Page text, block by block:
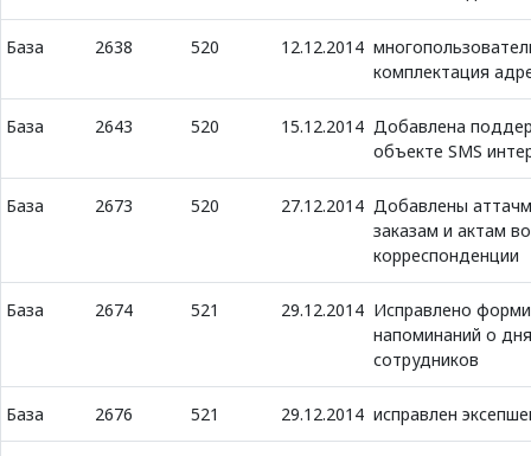
База 2638 520 12.12.2014
комплектация
База 2643 520 15.12.2014 Добавлена
объекте SMS
База 2673 520 27.12.2014 Добавлены
заказам и актам
корреспонденции
База 2674 521 29.12.2014 Исправлено
напоминаний о
сотрудников
База 2676 521 29.12.2014 исправлен